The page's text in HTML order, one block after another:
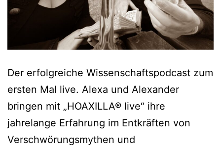
Der erfolgreiche Wissenschaftspodcast zum
ersten Mal live. Alexa und Alexander
bringen mit „HOAXILLA® live“ ihre
jahrelange Erfahrung im Entkräften von
Verschwörungsmythen und